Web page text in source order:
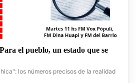
el pueblo, un estado que se
los números precisos de la realidad